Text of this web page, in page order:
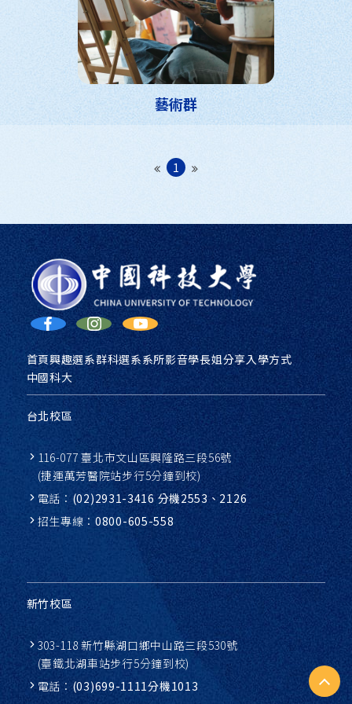
藝術群
1
首頁興趣選系群科選系系所影音學長姐分享入學方式
中國科大
台北校區
116-077 臺北市文山區興隆路三段56號
(捷運萬芳醫院站步行5分鐘到校)
電話： (02)2931-3416 分機2553、2126
招生專線：0800-605-558
新竹校區
303-118 新竹縣湖口鄉中山路三段530號
(臺鐵北湖車站步行5分鐘到校)
電話：(03)699-1111分機1013